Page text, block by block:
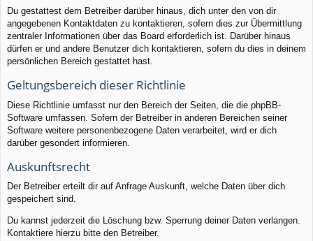
Du gestattest dem Betreiber darüber hinaus, dich unter den von dir
angegebenen Kontaktdaten zu kontaktieren, sofern dies zur Übermittlung
zentraler Informationen über das Board erforderlich ist. Darüber hinaus
dürfen er und andere Benutzer dich kontaktieren, sofern du dies in deinem
persönlichen Bereich gestattet hast.
Geltungsbereich dieser Richtlinie
Diese Richtlinie umfasst nur den Bereich der Seiten, die die phpBB-
Software umfassen. Sofern der Betreiber in anderen Bereichen seiner
Software weitere personenbezogene Daten verarbeitet, wird er dich
darüber gesondert informieren.
Auskunftsrecht
Der Betreiber erteilt dir auf Anfrage Auskunft, welche Daten über dich
gespeichert sind.
Du kannst jederzeit die Löschung bzw. Sperrung deiner Daten verlangen.
Kontaktiere hierzu bitte den Betreiber.